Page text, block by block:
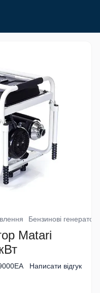
Бензинові
Matari
Написати відгук